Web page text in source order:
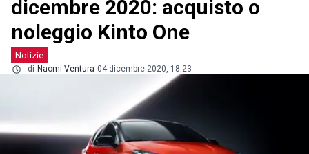
dicembre 2020: acquisto o
noleggio Kinto One
Notizie
di Naomi Ventura 04 dicembre 2020, 18.23